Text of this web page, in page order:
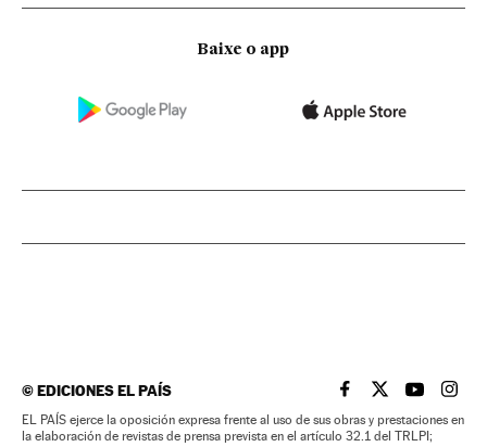
Baixe o app
©EDICIONES EL PAÍS EL PAÍS BRASIL EN
EL PAÍSEL PAÍS
EL
EL PAÍS ejerce la oposición expresa frente al uso de sus obras y prestaciones en
la elaboración de revistas de prensa prevista en el artículo 32.1 del TRLPI;